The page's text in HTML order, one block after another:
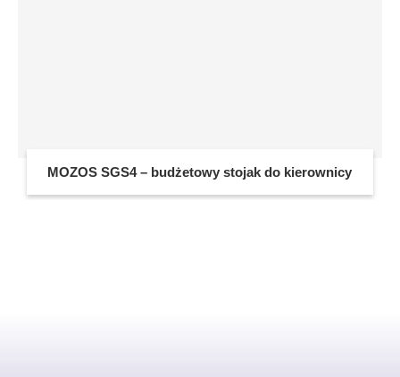
MOZOS SGS4 – budżetowy stojak do kierownicy